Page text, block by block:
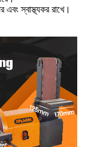
স্বাস্থ্যকর রাখে।